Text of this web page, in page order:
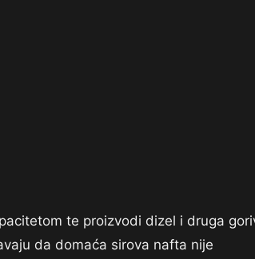
te proizvodi dizel i druga
da domaća sirova nafta nije